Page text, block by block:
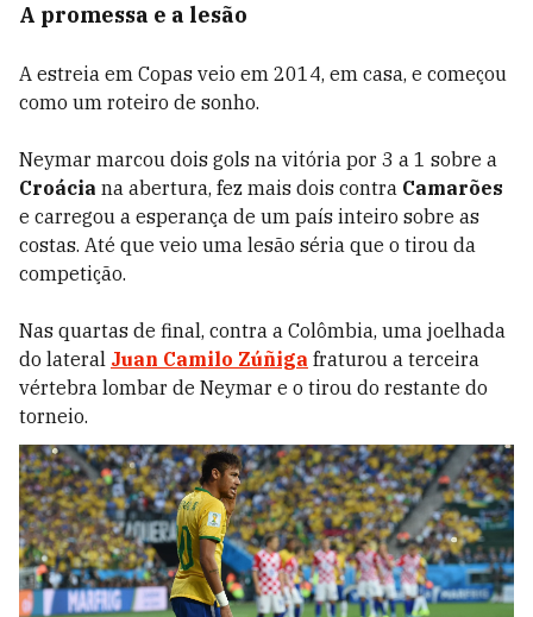
A promessa e a lesão
A estreia em Copas veio em 2014, em casa, e começou
como um roteiro de sonho.
Neymar marcou dois gols na vitória por 3 a 1 sobre a
Croácia na abertura, fez mais dois contra Camarões
e carregou a esperança de um país inteiro sobre as
costas. Até que veio uma lesão séria que o tirou da
competição.
Nas quartas de final, contra a Colômbia, uma joelhada
do lateral Juan Camilo Zúñiga fraturou a terceira
vértebra lombar de Neymar e o tirou do restante do
torneio.